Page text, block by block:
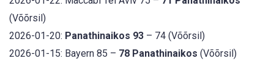
(Võõrsil)
2026-01-20: Panathinaikos 93 – 74 (Võõrsil)
2026-01-15: Bayern 85 – 78 Panathinaikos (Võõrsil)